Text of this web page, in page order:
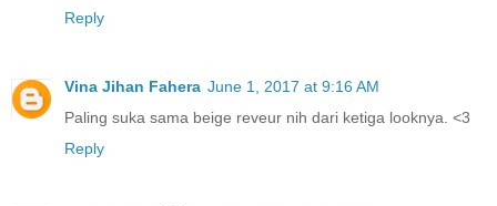
Reply
Vina Jihan Fahera June 1, 2017 at 9:16 AM
Paling suka sama beige reveur nih dari ketiga looknya. <3
Reply